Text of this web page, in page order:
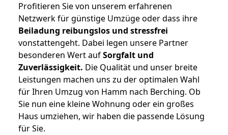
Profitieren Sie von unserem erfahrenen
Netzwerk für günstige Umzüge oder dass ihre
Beiladung reibungslos und stressfrei
vonstattengeht. Dabei legen unsere Partner
besonderen Wert aufSorgfalt und
Zuverlässigkeit. Die Qualität und unser breite
Leistungen machen uns zu der optimalen Wahl
für Ihren Umzug von Hamm nach Berching. Ob
Sie nun eine kleine Wohnung oder ein großes
Haus umziehen, wir haben die passende Lösung
für Sie.